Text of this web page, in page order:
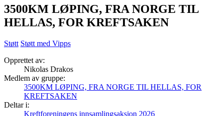
3500KM LØPING, FRA NORGE TIL
HELLAS, FOR KREFTSAKEN​
Støtt Støtt med Vipps
Opprettet av:
Nikolas Drakos
Medlem av gruppe:
3500KM LØPING, FRA NORGE TIL HELLAS, FOR
KREFTSAKEN​
Deltar i:
Kreftforeningens innsamlingsaksjon 2026